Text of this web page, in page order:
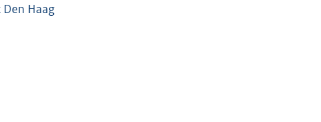
Haag